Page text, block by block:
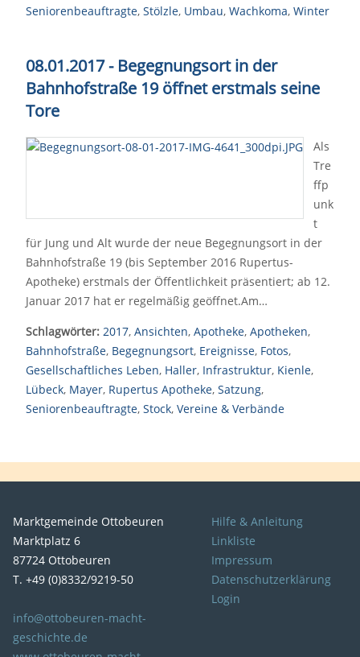
Seniorenbeauftragte, Stölzle, Umbau, Wachkoma, Winter
08.01.2017 - Begegnungsort in der
Bahnhofstraße 19 öffnet erstmals seine
Tore
Als
Tre
ffp
unk
t
für Jung und Alt wurde der neue Begegnungsort in der
Bahnhofstraße 19 (bis September 2016 Rupertus-
Apotheke) erstmals der Öffentlichkeit präsentiert; ab 12.
Januar 2017 hat er regelmäßig geöffnet.Am…
Schlagwörter: 2017, Ansichten, Apotheke, Apotheken,
Bahnhofstraße, Begegnungsort, Ereignisse, Fotos,
Gesellschaftliches Leben, Haller, Infrastruktur, Kienle,
Lübeck, Mayer, Rupertus Apotheke, Satzung,
Seniorenbeauftragte, Stock, Vereine & Verbände
Marktgemeinde Ottobeuren
Marktplatz 6
87724 Ottobeuren
T. +49 (0)8332/9219-50
info@ottobeuren-macht-
geschichte.de
Hilfe & Anleitung
Linkliste
Impressum
Datenschutzerklärung
Login